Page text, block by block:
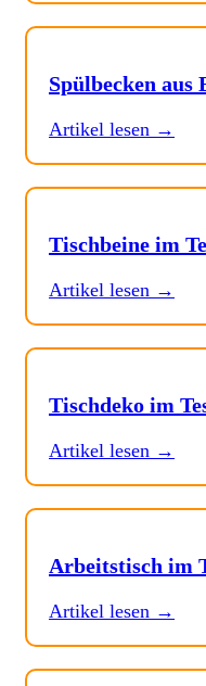
Spülbecken aus
Artikel lesen →
Tischbeine im
Artikel lesen →
Tischdeko im
Artikel lesen →
Arbeitstisch im
Artikel lesen →